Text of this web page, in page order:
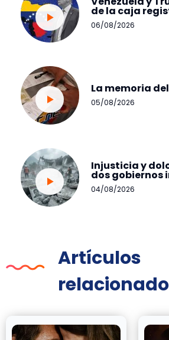
de la caja
06/08/2026
La memoria
05/08/2026
Injusticia y
dos gobiernos
04/08/2026
Artículos